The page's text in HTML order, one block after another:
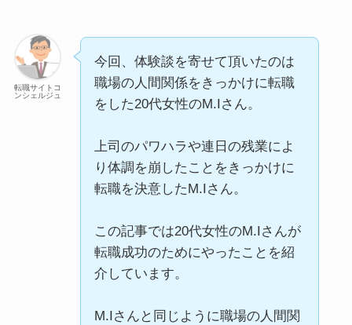
転職サイトコ
ンシェルジュ
今回、体験談を寄せて頂いたのは
職場の人間関係をきっかけに転職
をした20代女性のM.Iさん。
上司のパワハラや連日の残業によ
り体調を崩したことをきっかけに
転職を決意したM.Iさん。
この記事では20代女性のM.Iさんが
転職成功のためにやったことを紹
介しています。
M.Iさんと同じように職場の人間関